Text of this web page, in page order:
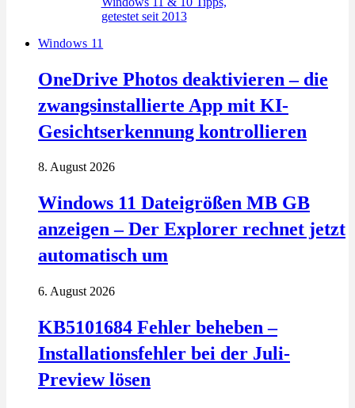
Windows 11
OneDrive Photos deaktivieren – die
zwangsinstallierte App mit KI-
Gesichtserkennung kontrollieren
8. August 2026
Windows 11 Dateigrößen MB GB
anzeigen – Der Explorer rechnet jetzt
automatisch um
6. August 2026
KB5101684 Fehler beheben –
Installationsfehler bei der Juli-
Preview lösen